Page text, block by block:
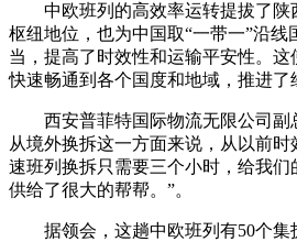
中欧班列的高效率运转提拔了陕
枢纽地位‌，也为中国取“一带一”沿线
当，提高了时效性和运输平安性。
快速畅通到各个国度和地域，推进了
西安普菲特国际物流无限公司副
从境外换拆这一方面来说，从以前
速班列换拆只需要三个小时，给我
供给了很大的帮帮。”。
据领会，这趟中欧班列有50个集